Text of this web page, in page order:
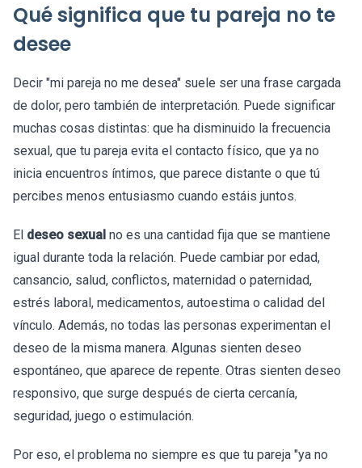
Qué significa que tu pareja no te
desee
Decir "mi pareja no me desea" suele ser una frase cargada
de dolor, pero también de interpretación. Puede significar
muchas cosas distintas: que ha disminuido la frecuencia
sexual, que tu pareja evita el contacto físico, que ya no
inicia encuentros íntimos, que parece distante o que tú
percibes menos entusiasmo cuando estáis juntos.
El deseo sexual no es una cantidad fija que se mantiene
igual durante toda la relación. Puede cambiar por edad,
cansancio, salud, conflictos, maternidad o paternidad,
estrés laboral, medicamentos, autoestima o calidad del
vínculo. Además, no todas las personas experimentan el
deseo de la misma manera. Algunas sienten deseo
espontáneo, que aparece de repente. Otras sienten deseo
responsivo, que surge después de cierta cercanía,
seguridad, juego o estimulación.
Por eso, el problema no siempre es que tu pareja "ya no